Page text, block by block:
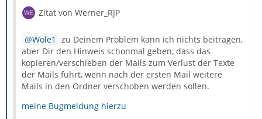
Zitat von Werner_RJP
Wole1
zu Deinem Problem kann ich nichts beitragen,
aber Dir den Hinweis schonmal geben, dass das
kopieren/verschieben der Mails zum Verlust der Texte
der Mails führt, wenn nach der ersten Mail weitere
Mails in den Ordner verschoben werden sollen.
meine Bugmeldung hierzu